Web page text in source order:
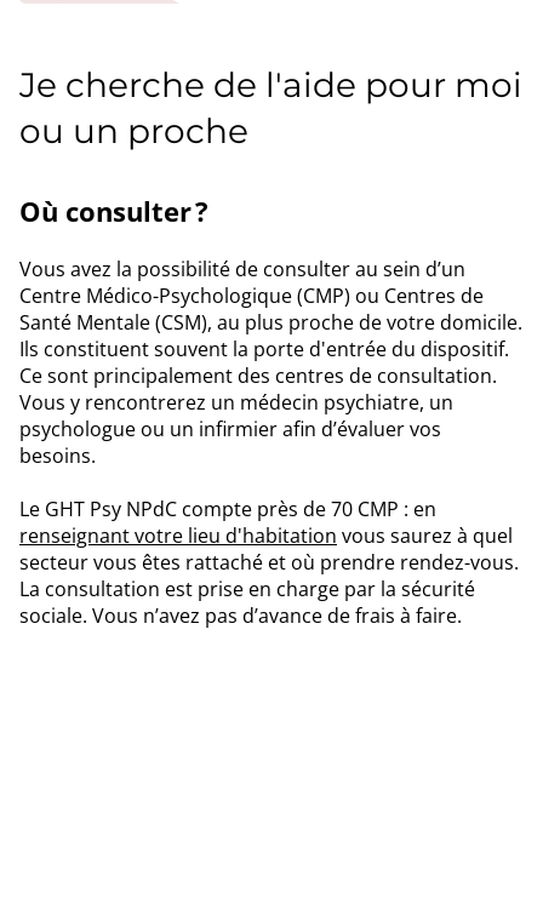
Je cherche de l'aide pour moi
ou un proche
Où consulter ?
Vous avez la possibilité de consulter au sein d’un
Centre Médico-Psychologique (CMP) ou Centres de
Santé Mentale (CSM), au plus proche de votre domicile.
Ils constituent souvent la porte d'entrée du dispositif.
Ce sont principalement des centres de consultation.
Vous y rencontrerez un médecin psychiatre, un
psychologue ou un infirmier afin d’évaluer vos
besoins.
Le GHT Psy NPdC compte près de 70 CMP : en
renseignant votre lieu d'habitation vous saurez à quel
secteur vous êtes rattaché et où prendre rendez-vous.
La consultation est prise en charge par la sécurité
sociale. Vous n’avez pas d’avance de frais à faire.